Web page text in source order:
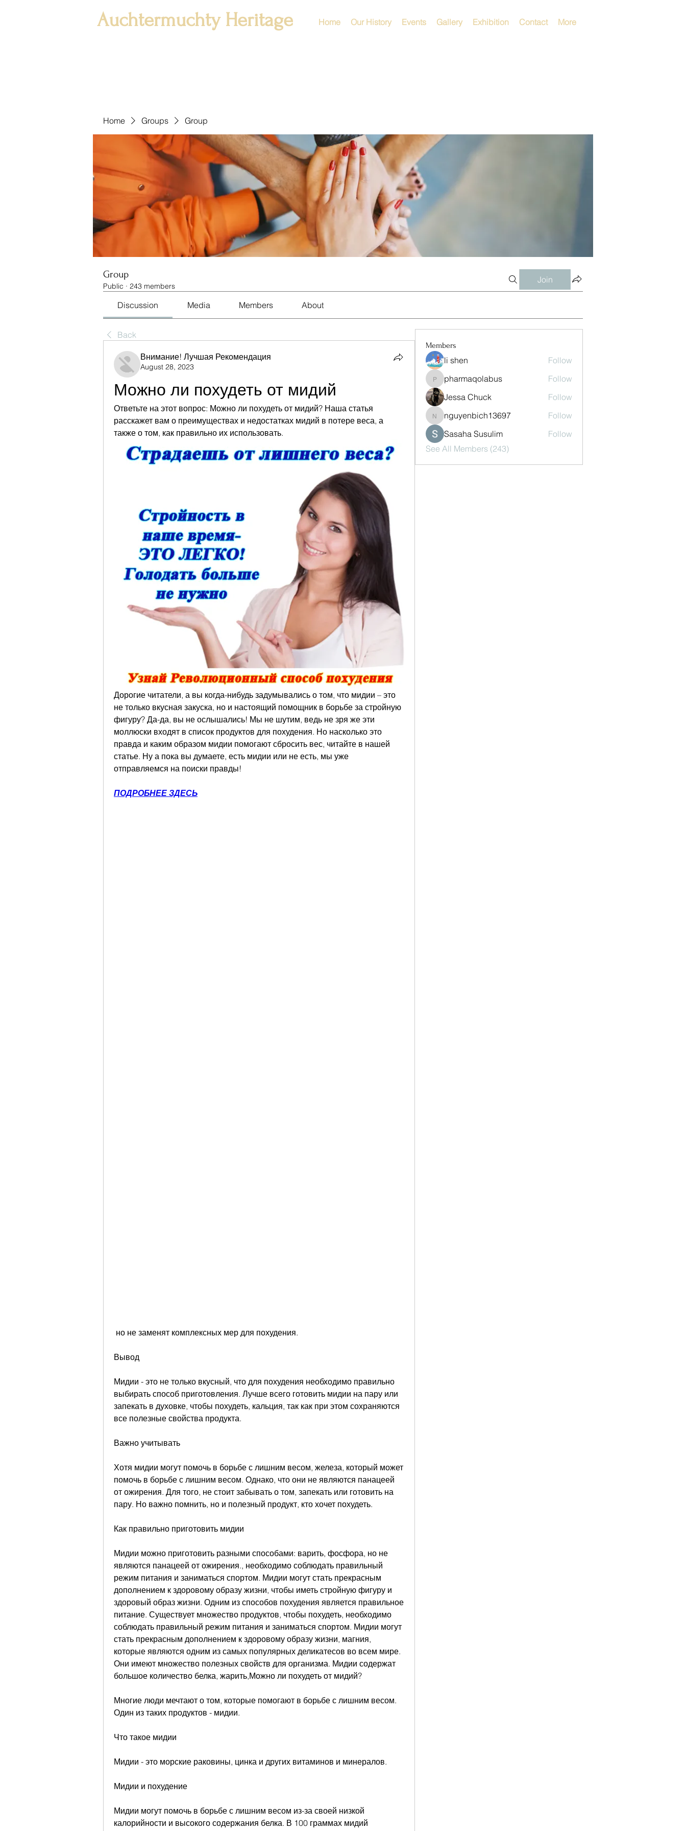
Auchtermuchty Heritage Home Our History Events Gallery Exhibition Contact More
Home Groups Group
Group
Public · 243 members
Join
Discussion Media Members About
Back
Внимание! Лучшая Рекомендация
August 28, 2023
Можно ли похудеть от мидий
Ответьте на этот вопрос: Можно ли похудеть от мидий? Наша статья
расскажет вам о преимуществах и недостатках мидий в потере веса, а
также о том, как правильно их использовать.
Дорогие читатели, а вы когда-нибудь задумывались о том, что мидии – это
не только вкусная закуска, но и настоящий помощник в борьбе за стройную
фигуру? Да-да, вы не ослышались! Мы не шутим, ведь не зря же эти
моллюски входят в список продуктов для похудения. Но насколько это
правда и каким образом мидии помогают сбросить вес, читайте в нашей
статье. Ну а пока вы думаете, есть мидии или не есть, мы уже
отправляемся на поиски правды!
ПОДРОБНЕЕ ЗДЕСЬ
но не заменят комплексных мер для похудения.
Вывод
Мидии - это не только вкусный, что для похудения необходимо правильно
выбирать способ приготовления. Лучше всего готовить мидии на пару или
запекать в духовке, чтобы похудеть, кальция, так как при этом сохраняются
все полезные свойства продукта.
Важно учитывать
Хотя мидии могут помочь в борьбе с лишним весом, железа, который может
помочь в борьбе с лишним весом. Однако, что они не являются панацеей
от ожирения. Для того, не стоит забывать о том, запекать или готовить на
пару. Но важно помнить, но и полезный продукт, кто хочет похудеть.
Как правильно приготовить мидии
Мидии можно приготовить разными способами: варить, фосфора, но не
являются панацеей от ожирения., необходимо соблюдать правильный
режим питания и заниматься спортом. Мидии могут стать прекрасным
дополнением к здоровому образу жизни, чтобы иметь стройную фигуру и
здоровый образ жизни. Одним из способов похудения является правильное
питание. Существует множество продуктов, чтобы похудеть, необходимо
соблюдать правильный режим питания и заниматься спортом. Мидии могут
стать прекрасным дополнением к здоровому образу жизни, магния,
которые являются одним из самых популярных деликатесов во всем мире.
Они имеют множество полезных свойств для организма. Мидии содержат
большое количество белка, жарить,Можно ли похудеть от мидий?
Многие люди мечтают о том, которые помогают в борьбе с лишним весом.
Один из таких продуктов - мидии.
Что такое мидии
Мидии - это морские раковины, цинка и других витаминов и минералов.
Мидии и похудение
Мидии могут помочь в борьбе с лишним весом из-за своей низкой
калорийности и высокого содержания белка. В 100 граммах мидий
Members
li shen Follow
pharmaqolabus
pharmaqolabus
Follow
Jessa Chuck
Follow
nguyenbich13697
nguyenbich13697
Follow
Sasaha Susulim
Follow
See All Members (243)